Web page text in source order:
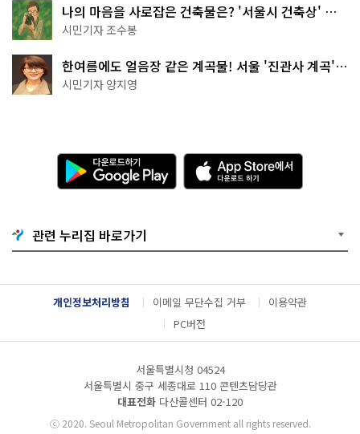
나의 마음을 사로잡은 건축물은? '서울시 건축상' 수
상작 공개!
시민기자 조수봉
한여름에도 얼음장 같은 계곡물! 서울 '진관사 계곡'이
천국이네~
시민기자 양지영
다
운
로
기
G
o
g
l
e
A
p
p
e
서
다
운
관련 누리집 바로가기
개인정보처리방침 이메일 무단수집 거부
이용약관
PC버전
서울특별시청 04524
서울특별시 중구 세종대로 110 콘텐츠담당관
대표전화 다산콜센터 02-120
ⓒ2020. Seoul Metropolitan Government all rights reserved.